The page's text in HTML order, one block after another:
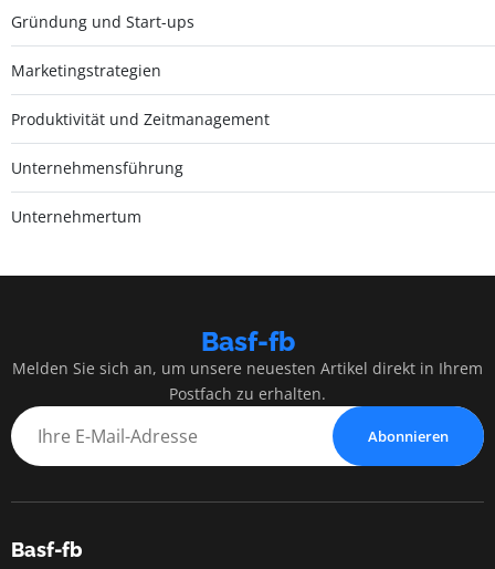
Gründung und Start-ups
Marketingstrategien
Produktivität und Zeitmanagement
Unternehmensführung
Unternehmertum
Basf-fb
Melden Sie sich an, um unsere neuesten Artikel direkt in Ihrem
Postfach zu erhalten.
Abonnieren
Basf-fb